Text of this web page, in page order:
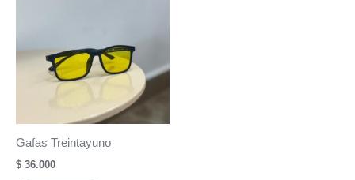
Gafas Treintayuno
$ 36.000